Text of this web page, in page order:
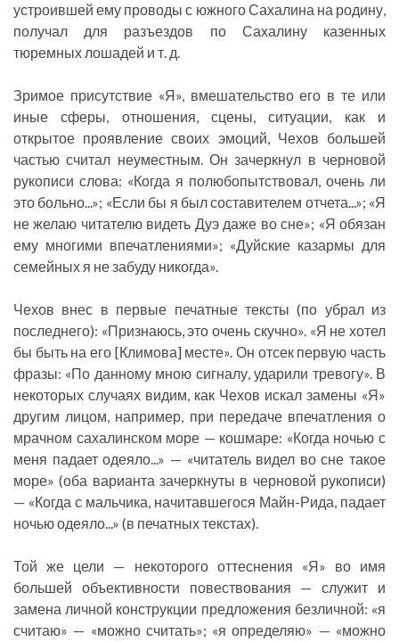
устроившей ему проводы с южного Сахалина на родину,
получал для разъездов по Сахалину казенных
тюремных лошадей и т. д.
Зримое присутствие «Я», вмешательство его в те или
иные сферы, отношения, сцены, ситуации, как и
открытое проявление своих эмоций, Чехов большей
частью считал неуместным. Он зачеркнул в черновой
рукописи слова: «Когда я полюбопытствовал, очень ли
это больно...»; «Если бы я был составителем отчета...»; «Я
не желаю читателю видеть Дуэ даже во сне»; «Я обязан
ему многими впечатлениями»; «Дуйские казармы для
семейных я не забуду никогда».
Чехов внес в первые печатные тексты (по убрал из
последнего): «Признаюсь, это очень скучно». «Я не хотел
бы быть на его [Климова] месте». Он отсек первую часть
фразы: «По данному мною сигналу, ударили тревогу». В
некоторых случаях видим, как Чехов искал замены «Я»
другим лицом, например, при передаче впечатления о
мрачном сахалинском море — кошмаре: «Когда ночью с
меня падает одеяло...» — «читатель видел во сне такое
море» (оба варианта зачеркнуты в черновой рукописи)
— «Когда с мальчика, начитавшегося Майн-Рида, падает
ночью одеяло...» (в печатных текстах).
Той же цели — некоторого оттеснения «Я» во имя
большей объективности повествования — служит и
замена личной конструкции предложения безличной: «я
считаю» — «можно считать»; «я определяю» — «можно